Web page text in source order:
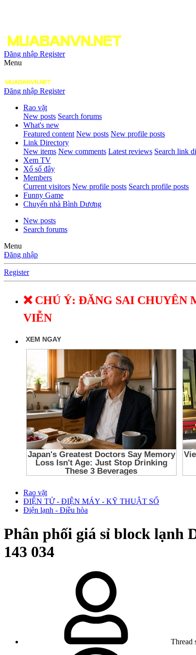
Đăng nhập Register
Menu
Đăng nhập Register
Rao vặt
New posts Search forums
What's new
Featured content New posts New profile posts
Link Directory
New items New comments Latest reviews Search link
Xem TV
Xổ số đây
Members
Current visitors New profile posts Search profile posts
Funny Game
Chuyển nhà Bình Dương
New posts
Search forums
Menu
Đăng nhập
Register
❌ CHÚ Ý: ĐĂNG SAI CHUYÊN
VIỄN
Rao vặt
ĐIỆN TỬ - ĐIỆN MÁY - KỸ THUẬT SỐ
Điện lạnh - Điều hòa
Phân phối giá sỉ block lạnh
143 034
Thread